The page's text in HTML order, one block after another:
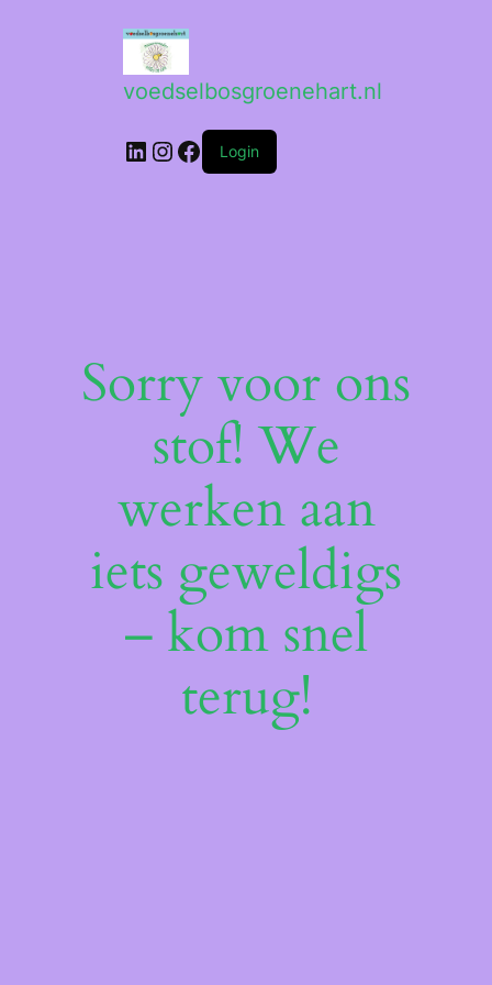
voedselbosgroenehart.nl
LinkedIn
Instagram
Facebook
Login
Sorry voor ons
stof! We
werken aan
iets geweldigs
– kom snel
terug!